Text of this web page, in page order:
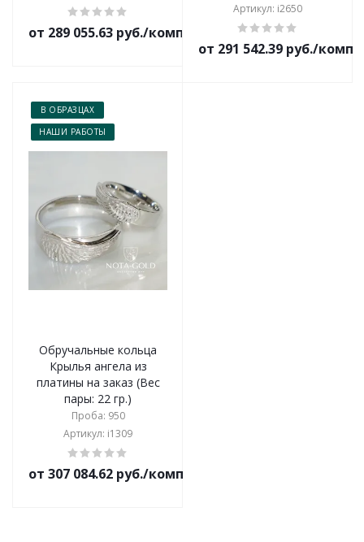
от 289 055.63 руб./комплект
Артикул: i2650
от 291 542.39 руб./
В ОБРАЗЦАХ
НАШИ РАБОТЫ
Обручальные кольца
Крылья ангела из
платины на заказ (Вес
пары: 22 гр.)
Проба: 950
Артикул: i1309
от 307 084.62 руб./комплект